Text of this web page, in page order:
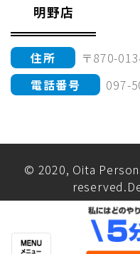
明野店
住所
〒870-
電話番号
097-
© 2020, Oita